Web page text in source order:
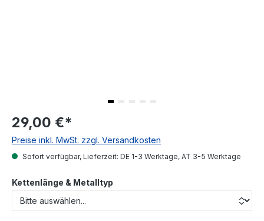
29,00 €*
Preise inkl. MwSt. zzgl. Versandkosten
Sofort verfügbar, Lieferzeit: DE 1-3 Werktage, AT 3-5 Werktage
Kettenlänge & Metalltyp